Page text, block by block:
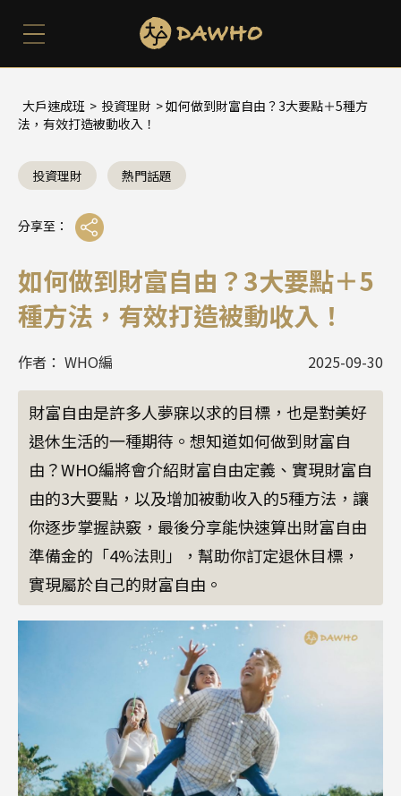
大戶速成班 > 投資理財 > 如何做到財富自由？3大要點＋5種方
法，有效打造被動收入！
投資理財 熱門話題
分享至：
如何做到財富自由？3大要點＋5
種方法，有效打造被動收入！
作者： WHO編 2025-09-30
財富自由是許多人夢寐以求的目標，也是對美好
退休生活的一種期待。想知道如何做到財富自
由？WHO編將會介紹財富自由定義、實現財富自
由的3大要點，以及增加被動收入的5種方法，讓
你逐步掌握訣竅，最後分享能快速算出財富自由
準備金的「4%法則」，幫助你訂定退休目標，
實現屬於自己的財富自由。